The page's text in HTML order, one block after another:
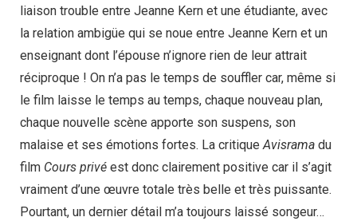
liaison trouble entre Jeanne Kern et une étudiante, avec
la relation ambigüe qui se noue entre Jeanne Kern et un
enseignant dont l’épouse n’ignore rien de leur attrait
réciproque ! On n’a pas le temps de souffler car, même si
le film laisse le temps au temps, chaque nouveau plan,
chaque nouvelle scène apporte son suspens, son
malaise et ses émotions fortes. La critiqueAvisrama du
film Cours privé est donc clairement positive car il s’agit
vraiment d’une œuvre totale très belle et très puissante.
Pourtant, un dernier détail m’a toujours laissé songeur…